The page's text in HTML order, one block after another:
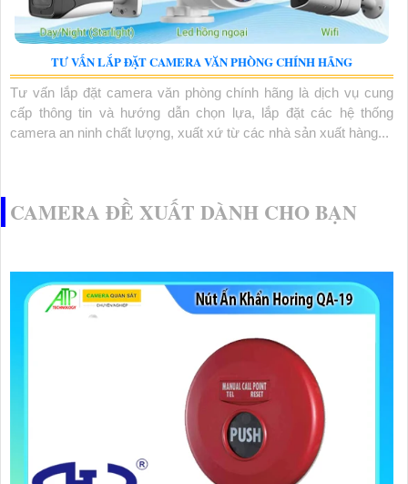
TƯ VẤN LẮP ĐẶT CAMERA VĂN PHÒNG CHÍNH HÃNG
Tư vấn lắp đặt camera văn phòng chính hãng là dịch vụ cung
cấp thông tin và hướng dẫn chọn lựa, lắp đặt các hệ thống
camera an ninh chất lượng, xuất xứ từ các nhà sản xuất hàng...
CAMERA ĐỀ XUẤT DÀNH CHO BẠN